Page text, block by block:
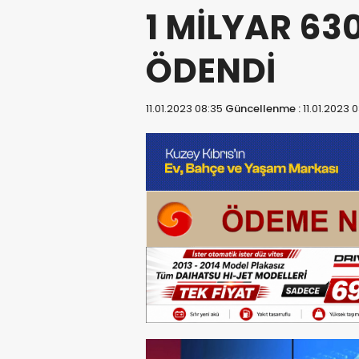
1 MİLYAR
ÖDENDİ
11.01.2023 08:35 Güncellenme :11.01.2023